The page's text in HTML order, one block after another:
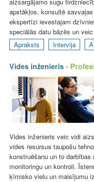
aizsargājamo sugu
apstākļos, konsultē
ekspertīzi ievestajam
speciālās datu bāzēs un
Apraksts
Intervija
Vides inženieris -
Vides inženieris veic vidi
vides resursus taupošu
konstruēšanu un to
monitoringu un kontroli.
ķīmisko vielu un maisījumu